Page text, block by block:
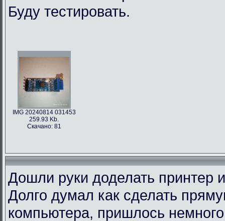
Буду тестировать.
IMG 20240814 031453
259.93 Kb.
Скачано: 81
Дошли руки доделать принтер
Долго думал как сделать
компьютера, пришлось немного